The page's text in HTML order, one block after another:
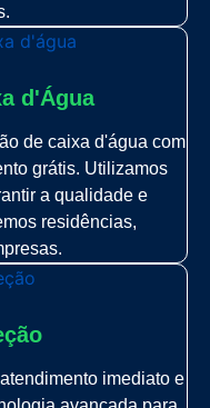
d'Água
de caixa d'água com
grátis. Utilizamos
a qualidade e
residências,
imediato e